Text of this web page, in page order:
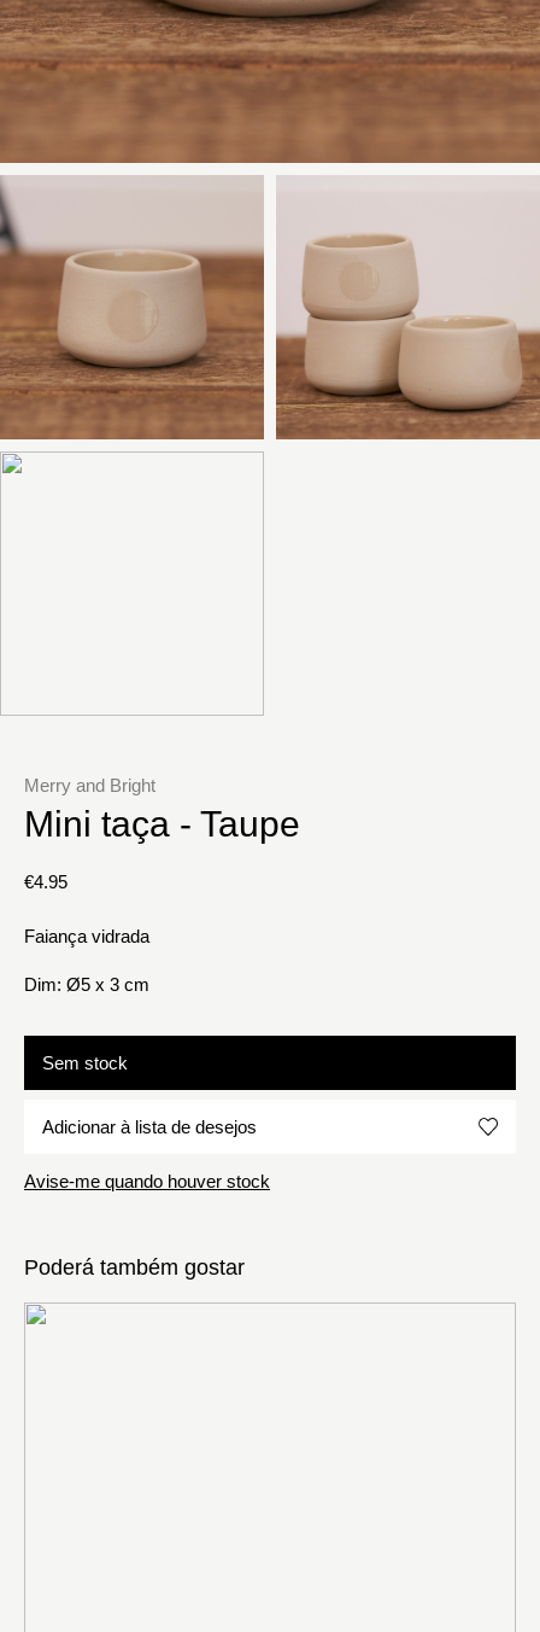
Merry and Bright
Mini taça - Taupe
€4.95
Faiança vidrada
Dim: Ø5 x 3 cm
Sem stock
Adicionar à lista de desejos
Avise-me quando houver stock
Poderá também gostar